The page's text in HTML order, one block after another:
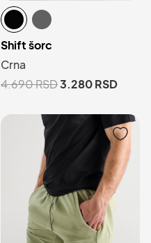
Shift šorc
Crna
4.690RSD3.280RSD